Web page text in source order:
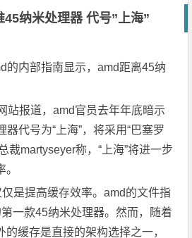
纳米处理器 代号”上海”
的内部指南显示，amd距离45纳
站报道，amd官员去年年底暗示
代号为“上海”，将采用“巴塞罗
裁martyseyer称，“上海”将进一步
仅是提高缓存效率。amd的文件指
第一款45纳米处理器。然而，随着
缓存是直接的架构选择之一，